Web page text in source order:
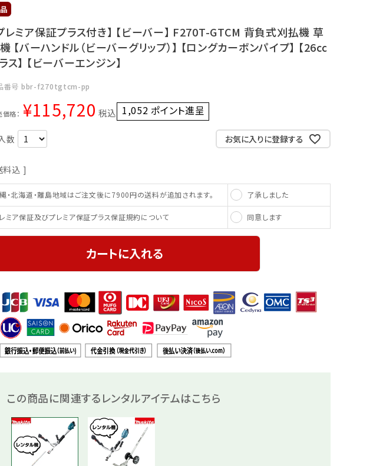
レミア保証プラス付き】 【ビーバー】 F270T-GTCM 背負式刈払機 草
【バーハンドル（ビーバーグリップ）】 【ロングカーボンパイプ】 【26㏄
ス】 【ビーバーエンジン】
番号 bbr-f270tgtcm-pp
格： ¥115,720 税込 1,052 ポイント進呈 ]
お気に入りに登録する
料込
・北海道・離島地域はご注文後に7900円の送料が追加されます。 了承しました
ミア保証及びプレミア保証プラス保証規約について 同意します
カートに入れる
この商品に関連するレンタルアイテムはこちら